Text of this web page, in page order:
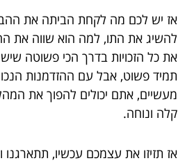
אז יש לכם מה לקחת הביתה את
להשיג את התו, למה הוא שווה את
את כל הזכויות בדרך הכי פשוטה
תמיד פשוט, אבל עם ההזדמנות
מעשיים, אתם יכולים להפוך את
קלה ונוחה.
אז תזיזו את עצמכם עכשיו,